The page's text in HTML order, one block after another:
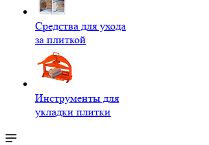
Средства для ухода
за плиткой
Инструменты для
укладки плитки